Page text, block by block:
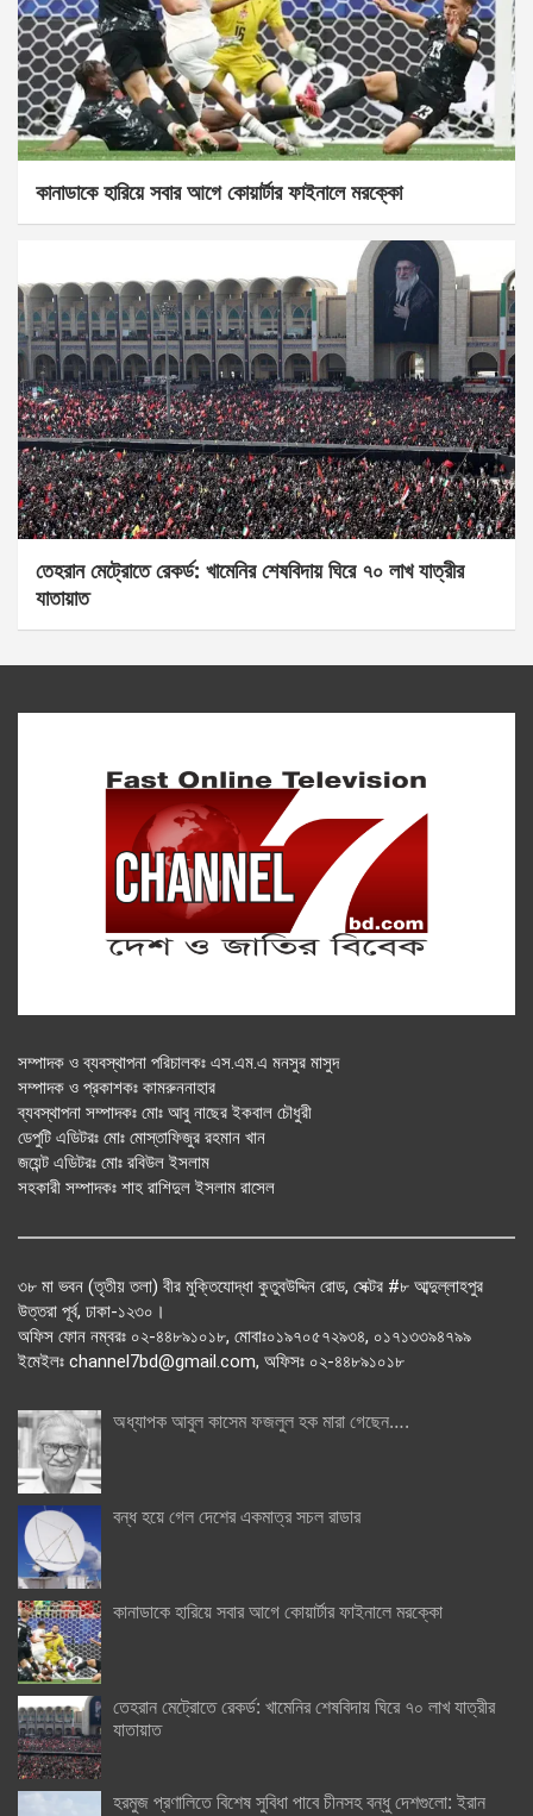
কানাডাকে হারিয়ে সবার আগে কোয়ার্টার ফাইনালে মরক্কো
তেহরান মেট্রোতে রেকর্ড: খামেনির শেষবিদায় ঘিরে ৭০ লাখ যাত্রীর
যাতায়াত
সম্পাদক ও ব্যবস্থাপনা পরিচালকঃ এস.এম.এ মনসুর মাসুদ
সম্পাদক ও প্রকাশকঃ কামরুননাহার
ব্যবস্থাপনা সম্পাদকঃ মোঃ আবু নাছের ইকবাল চৌধুরী
ডেপুটি এডিটরঃ মোঃ মোস্তাফিজুর রহমান খান
জয়েন্ট এডিটরঃ মোঃ রবিউল ইসলাম
সহকারী সম্পাদকঃ শাহ রাশিদুল ইসলাম রাসেল
৩৮ মা ভবন (তৃতীয় তলা) বীর মুক্তিযোদ্ধা কুতুবউদ্দিন রোড, সেক্টর #৮ আব্দুল্লাহপুর
উত্তরা পূর্ব, ঢাকা-১২৩০।
অফিস ফোন নম্বরঃ ০২-৪৪৮৯১০১৮, মোবাঃ০১৯৭০৫৭২৯৩৪, ০১৭১৩৩৯৪৭৯৯
ইমেইলঃ channel7bd@gmail.com, অফিসঃ ০২-৪৪৮৯১০১৮
অধ্যাপক আবুল কাসেম ফজলুল হক মারা গেছেন….
বন্ধ হয়ে গেল দেশের একমাত্র সচল রাডার
কানাডাকে হারিয়ে সবার আগে কোয়ার্টার ফাইনালে মরক্কো
তেহরান মেট্রোতে রেকর্ড: খামেনির শেষবিদায় ঘিরে ৭০ লাখ যাত্রীর
যাতায়াত
হরমুজ প্রণালিতে বিশেষ সুবিধা পাবে চীনসহ বন্ধু দেশগুলো: ইরান